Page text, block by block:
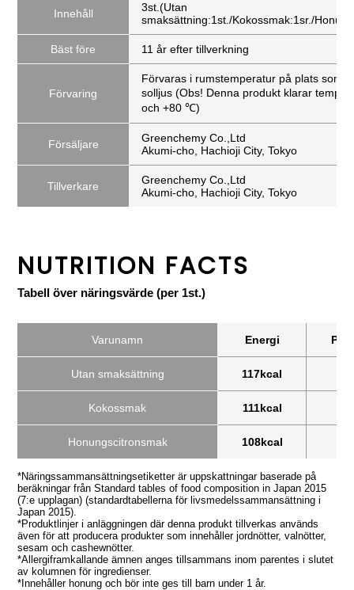
Innehåll
3st.(Utan
smaksättning:1st./Kokossmak:1sr./
Bäst före 11 år efter tillverkning
Förvaring
Förvaras i rumstemperatur på plats som
solljus ​(Obs! Denna produkt klarar
och +80 ℃)
Försäljare
Greenchemy Co.,Ltd
Akumi-cho, Hachioji City, Tokyo
Tillverkare
Greenchemy Co.,Ltd
Akumi-cho, Hachioji City, Tokyo
NUTRITION FACTS
Tabell över näringsvärde (per 1st.)
Varunamn Energi
Utan smaksättning 117kcal
Kokossmak 111kcal
Honungscitronsmak 108kcal
*Näringssammansättningsetiketter är uppskattningar baserade på
beräkningar från Standard tables of food composition in Japan 2015
(7:e upplagan) (standardtabellerna för livsmedelssammansättning i
Japan 2015).
*Produktlinjer i anläggningen där denna produkt tillverkas används
även för att producera produkter som innehåller jordnötter, valnötter,
sesam och cashewnötter.
*Allergiframkallande ämnen anges tillsammans inom parentes i slutet
av kolumnen för ingredienser.
*Innehåller honung och bör inte ges till barn under 1 år.